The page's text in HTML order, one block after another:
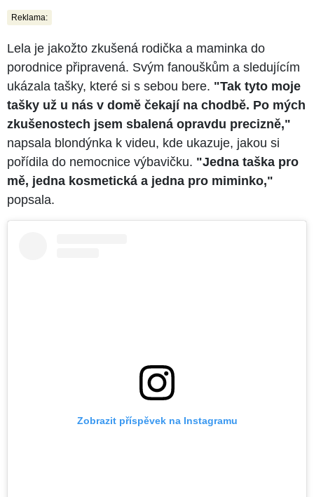
Reklama:
Lela je jakožto zkušená rodička a maminka do
porodnice připravená. Svým fanouškům a sledujícím
ukázala tašky, které si s sebou bere. "Tak tyto moje
tašky už u nás v domě čekají na chodbě. Po mých
zkušenostech jsem sbalená opravdu precizně,"
napsala blondýnka k videu, kde ukazuje, jakou si
pořídila do nemocnice výbavičku. "Jedna taška pro
mě, jedna kosmetická a jedna pro miminko,"
popsala.
Zobrazit příspěvek na Instagramu